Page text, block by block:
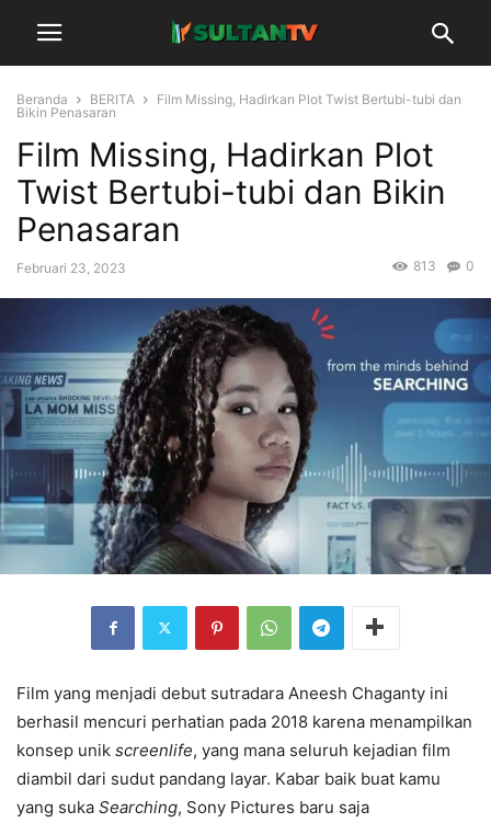
Beranda BERITA
Film Missing, Hadirkan Plot Twist Bertubi-tubi dan
Bikin Penasaran
Film Missing, Hadirkan Plot
Twist Bertubi-tubi dan Bikin
Penasaran
Februari 23, 2023 0
813
Film yang menjadi debut sutradara Aneesh Chaganty ini
berhasil mencuri perhatian pada 2018 karena menampilkan
konsep unik screenlife, yang mana seluruh kejadian film
diambil dari sudut pandang layar. Kabar baik buat kamu
yang suka Searching, Sony Pictures baru saja